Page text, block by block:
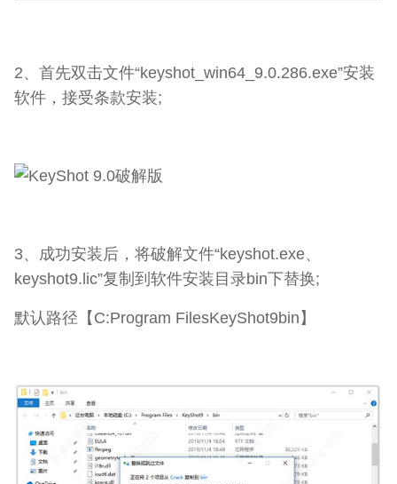
2、首先双击文件“keyshot_win64_9.0.286.exe”安装
软件，接受条款安装;
3、成功安装后，将破解文件“keyshot.exe、
keyshot9.lic”复制到软件安装目录bin下替换;
默认路径【C:Program FilesKeyShot9bin】